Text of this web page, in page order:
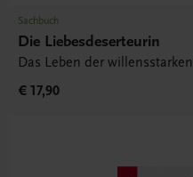
Sachbuch
Die Liebesdeserteurin
Das Leben der
€ 17,90